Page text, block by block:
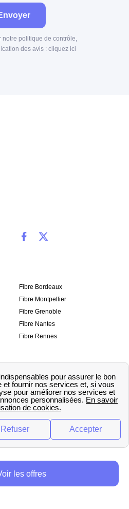
notre politique de contrôle,
des avis : cliquez ici
Fibre Bordeaux
Fibre Montpellier
Fibre Grenoble
Fibre Nantes
Fibre Rennes
Mentions légales
Traitement des avis
eligibilite.fr 2026 – Tous
les offres